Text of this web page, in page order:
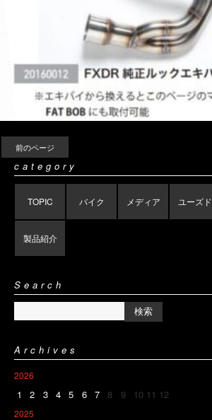
前のページ
category
TOPIC バイク メディア ユーズド
製品紹介
Search
Archives
2026
1 2 3 4 5 6 7 8 9 10 11 12
2025